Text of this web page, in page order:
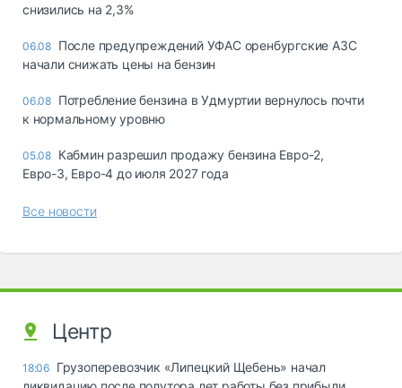
снизились на 2,3%
06.08 После предупреждений УФАС оренбургские АЗС
начали снижать цены на бензин
06.08 Потребление бензина в Удмуртии вернулось почти
к нормальному уровню
05.08 Кабмин разрешил продажу бензина Евро-2,
Евро-3, Евро-4 до июля 2027 года
Все новости
Центр
18:06 Грузоперевозчик «Липецкий Щебень» начал